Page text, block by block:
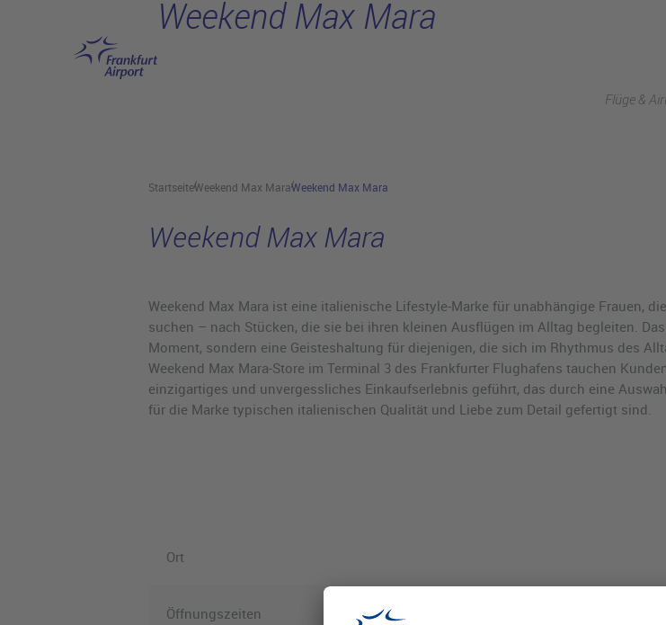
Flüge &
Weekend Max Mara
StartseiteWeekend Max MaraWeekend Max Mara
Weekend Max Mara
Weekend Max Mara ist eine italienische Lifestyle-Marke für unabhängige Frauen,
suchen – nach Stücken, die sie bei ihren kleinen Ausflügen im Alltag begleiten.
Moment, sondern eine Geisteshaltung für diejenigen, die sich im Rhythmus des
Weekend Max Mara-Store im Terminal 3 des Frankfurter Flughafens tauchen
einzigartiges und unvergessliches Einkaufserlebnis geführt, das durch eine
für die Marke typischen italienischen Qualität und Liebe zum Detail gefertigt sind.
Ort
Öffnungszeiten